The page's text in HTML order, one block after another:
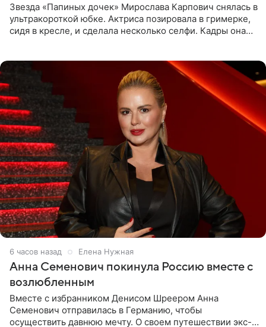
Звезда «Папиных дочек» Мирослава Карпович снялась в
ультракороткой юбке. Актриса позировала в гримерке,
сидя в кресле, и сделала несколько селфи. Кадры она
6 часов назад Елена Нужная
Анна Семенович покинула Россию вместе с
возлюбленным
Вместе с избранником Денисом Шреером Анна
Семенович отправилась в Германию, чтобы
осуществить давнюю мечту. О своем путешествии экс-